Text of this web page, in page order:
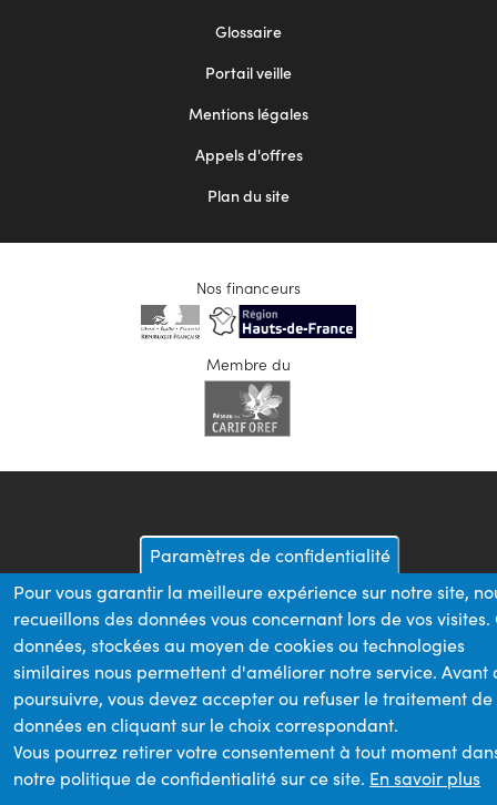
Glossaire
Portail veille
Mentions légales
Appels d'offres
Plan du site
Nos financeurs
Membre du
Paramètres de confidentialité
Pour vous garantir la meilleure expérience sur notre site,
recueillons des données vous concernant lors de vos visites.
données, stockées au moyen de cookies ou technologies
similaires nous permettent d'améliorer notre service. Avant
poursuivre, vous devez accepter ou refuser le traitement de
données en cliquant sur le choix correspondant.
Vous pourrez retirer votre consentement à tout moment
notre politique de confidentialité sur ce site. En savoir plus